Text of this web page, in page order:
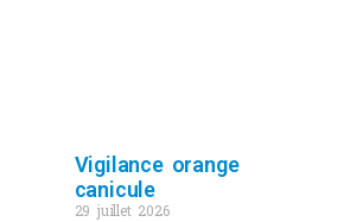
Vigilance orange
canicule
29 juillet 2026